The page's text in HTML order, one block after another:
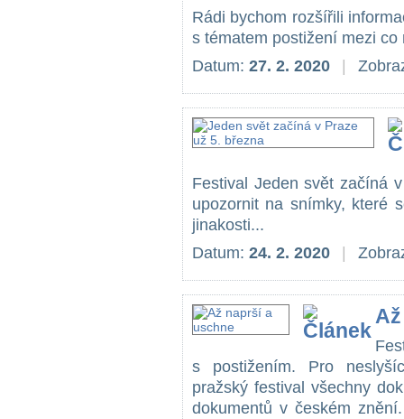
Rádi bychom rozšířili
s tématem postižení mezi
Datum: 27. 2. 2020
Festival Jeden svět začíná
upozornit na snímky, které
jinakosti...
Datum: 24. 2. 2020
s postižením. Pro
pražský festival všechny
dokumentů v českém